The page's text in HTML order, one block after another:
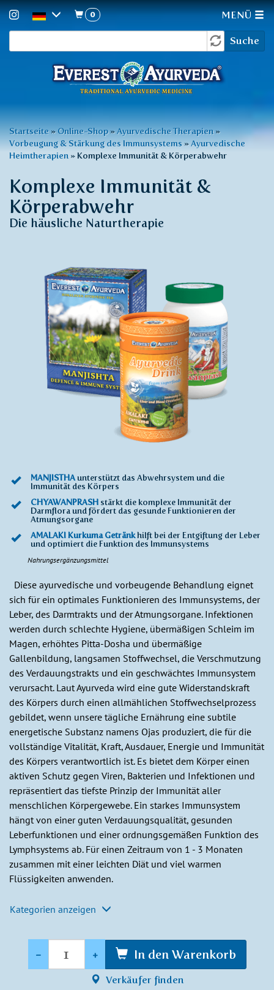
zum
Suche
0 MENÜ
Sie
sind
Startseite » Online-Shop » Ayurvedische Therapien »
Vorbeugung & Stärkung des Immunsystems » Ayurvedische
Heimtherapien » Komplexe Immunität & Körperabwehr
Komplexe Immunität &
Körperabwehr
Die häusliche Naturtherapie
MANJISTHAunterstützt das Abwehrsystem und die
Immunität des Körpers
CHYAWANPRASH stärkt die komplexe Immunität der
Darmflora und fördert das gesunde Funktionieren der
Atmungsorgane
AMALAKI Kurkuma Getränkhilft bei der Entgiftung der Leber
und optimiert die Funktion des Immunsystems
Nahrungsergänzungsmittel
Diese ayurvedische und vorbeugende Behandlung eignet
sich für ein optimales Funktionieren des Immunsystems, der
Leber, des Darmtrakts und der Atmungsorgane. Infektionen
werden durch schlechte Hygiene, übermäßigen Schleim im
Magen, erhöhtes Pitta-Dosha und übermäßige
Gallenbildung, langsamen Stoffwechsel, die Verschmutzung
des Verdauungstrakts und ein geschwächtes Immunsystem
verursacht. Laut Ayurveda wird eine gute Widerstandskraft
des Körpers durch einen allmählichen Stoffwechselprozess
gebildet, wenn unsere tägliche Ernährung eine subtile
energetische Substanz namens Ojas produziert, die für die
vollständige Vitalität, Kraft, Ausdauer, Energie und Immunität
des Körpers verantwortlich ist. Es bietet dem Körper einen
aktiven Schutz gegen Viren, Bakterien und Infektionen und
repräsentiert das tiefste Prinzip der Immunität aller
menschlichen Körpergewebe. Ein starkes Immunsystem
hängt von einer guten Verdauungsqualität, gesunden
Leberfunktionen und einer ordnungsgemäßen Funktion des
Lymphsystems ab. Für einen Zeitraum von 1 - 3 Monaten
zusammen mit einer leichten Diät und viel warmen
Flüssigkeiten anwenden.
Kategorien anzeigen
- + In den Warenkorb
Verkäufer finden